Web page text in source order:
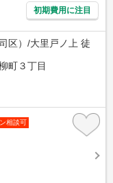
初期費用に注目
区）/大里戸ノ上 徒
町３丁目
相談可